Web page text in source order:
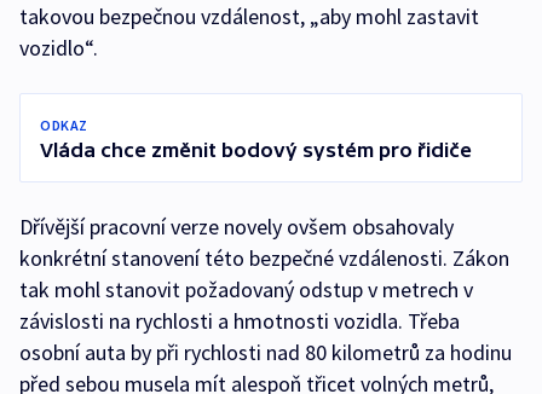
takovou bezpečnou vzdálenost, „aby mohl zastavit
vozidlo“.
ODKAZ
Vláda chce změnit bodový systém pro řidiče
Dřívější pracovní verze novely ovšem obsahovaly
konkrétní stanovení této bezpečné vzdálenosti. Zákon
tak mohl stanovit požadovaný odstup v metrech v
závislosti na rychlosti a hmotnosti vozidla. Třeba
osobní auta by při rychlosti nad 80 kilometrů za hodinu
před sebou musela mít alespoň třicet volných metrů,